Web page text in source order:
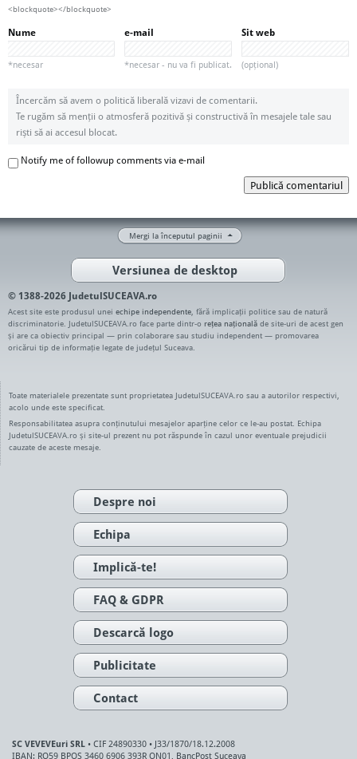
<blockquote></blockquote>
Nume
*necesar
e-mail
*necesar - nu va fi publicat.
Sit web
(opțional)
Încercăm să avem o politică liberală vizavi de comentarii.
Te rugăm să menții o atmosferă pozitivă și constructivă în mesajele tale sau
riști să ai accesul blocat.
Notify me of followup comments via e-mail
Publică comentariul
Mergi la începutul paginii
Versiunea de desktop
© 1388-2026 JudetulSUCEAVA.ro
Acest site este produsul unei echipe independente , fără implicații politice sau de natură
discriminatorie. JudetulSUCEAVA.ro face parte dintr-o rețea națională de site-uri de acest gen
și are ca obiectiv principal — prin colaborare sau studiu independent — promovarea
oricărui tip de informație legate de județul Suceava.
Toate materialele prezentate sunt proprietatea JudetulSUCEAVA.ro sau a autorilor respectivi,
acolo unde este specificat.
Responsabilitatea asupra conținutului mesajelor aparține celor ce le-au postat. Echipa
JudetulSUCEAVA.ro și site-ul prezent nu pot răspunde în cazul unor eventuale prejudicii
cauzate de aceste mesaje.
Despre noi
Echipa
Implică-te!
FAQ & GDPR
Descarcă logo
Publicitate
Contact
SC VEVEVEuri SRL • CIF 24890330 • J33/1870/18.12.2008
IBAN: RO59 BPOS 3460 6906 393R ON01, BancPost Suceava